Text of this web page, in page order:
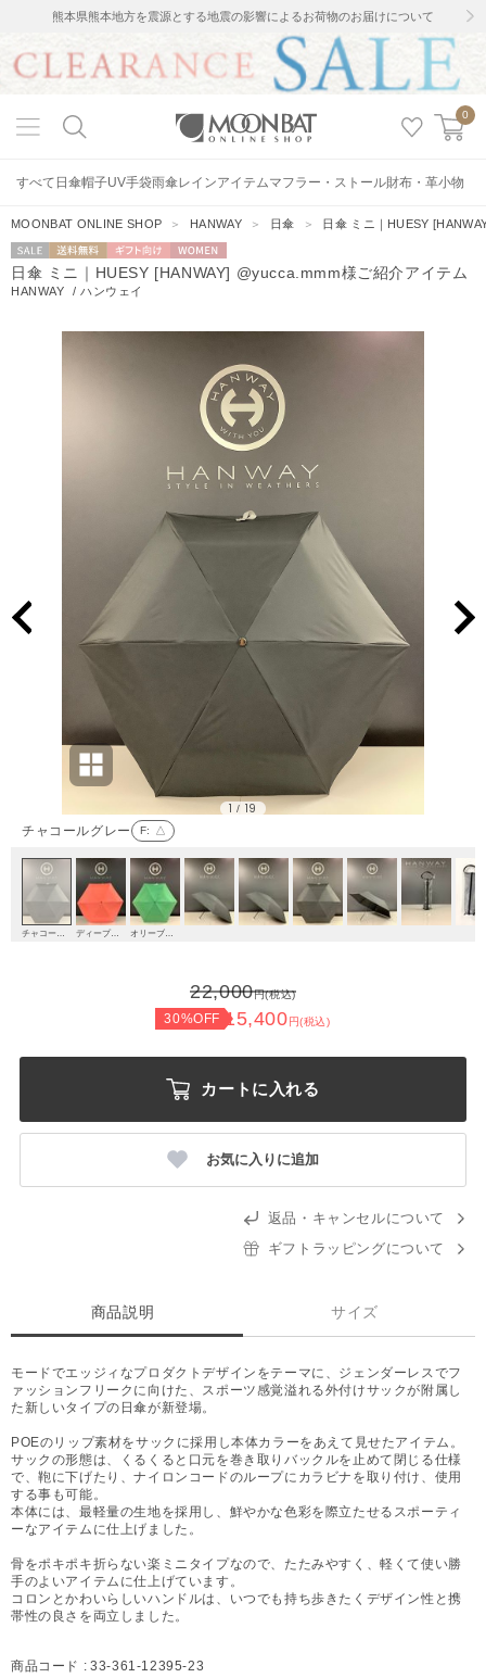
熊本県熊本地方を震源とする地震の影響によるお荷物のお届けについて
0
すべて 日傘帽子UV手袋雨傘レインアイテムマフラー・ストール財布・革小物
MOONBAT ONLINE SHOP ＞ HANWAY ＞ 日傘 ＞ 日傘 ミニ｜HUESY
セー
ル
送料無料 ギフト向
け
WOMEN
日傘 ミニ｜HUESY [HANWAY] @yucca.mmm様ご紹介アイテム
HANWAY /ハンウェイ
チャコールグレー F: △
1 / 19
22,000円(税込)
30%OFF 15,400円(税込)
カートに入れる
お気に入りに追加
返品・キャンセルについて
ギフトラッピングについて
商品説明 サイズ
モードでエッジィなプロダクトデザインをテーマに、ジェンダーレスでフ
ァッションフリークに向けた、スポーツ感覚溢れる外付けサックが附属し
た新しいタイプの日傘が新登場。
POEのリップ素材をサックに採用し本体カラーをあえて見せたアイテム。
サックの形態は、くるくると口元を巻き取りバックルを止めて閉じる仕様
で、鞄に下げたり、ナイロンコードのループにカラビナを取り付け、使用
する事も可能。
本体には、最軽量の生地を採用し、鮮やかな色彩を際立たせるスポーティ
ーなアイテムに仕上げました。
骨をポキポキ折らない楽ミニタイプなので、たたみやすく、軽くて使い勝
手のよいアイテムに仕上げています。
コロンとかわいらしいハンドルは、いつでも持ち歩きたくデザイン性と携
帯性の良さを両立しました。
商品コード : 33-361-12395-23